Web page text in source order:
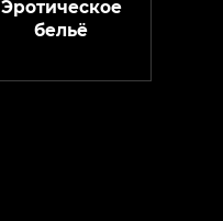
Эротическое
бельё